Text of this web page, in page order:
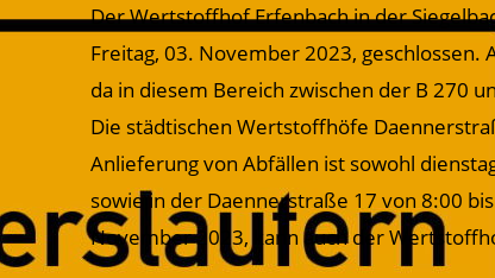
Der Wertstoffhof Erfenbach in der
Freitag, 03. November 2023,
da in diesem Bereich zwischen der B 270
Die städtischen Wertstoffhöfe
Anlieferung von Abfällen ist sowohl
sowie in der Daennerstraße 17 von 8:00
November 2023, kann auch der